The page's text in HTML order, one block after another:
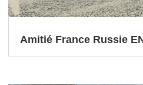
Amitié France Russie